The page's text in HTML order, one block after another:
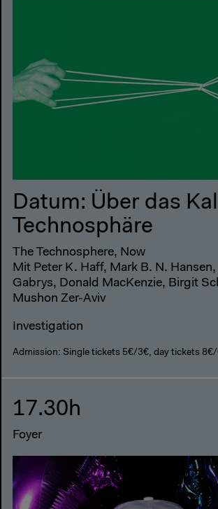
Datum: Über das
Technosphäre
The Technosphere, Now
Mit Peter K. Haff, Mark B. N.
Gabrys, Donald MacKenzie, Birgit
Mushon Zer-Aviv
Investigation
Admission: Single tickets 5€/3€, day tickets
17.30h
Foyer